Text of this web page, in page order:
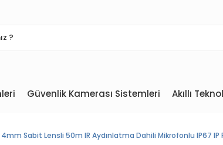
Güvenlik Kamerası Sistemleri Akıllı
Sabit Lensli 50m IR Aydınlatma Dahili Mikrofonlu IP67